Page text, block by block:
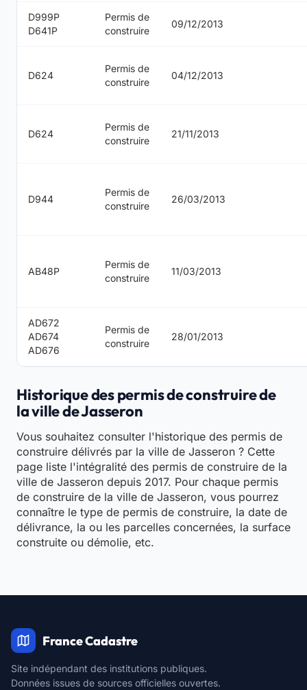
D999P
D641P
Permis de
construire
09/12/2013
D624
Permis de
construire
04/12/2013
D624
Permis de
construire
21/11/2013
D944
Permis de
construire
26/03/2013
AB48P
Permis de
construire
11/03/2013
AD672
AD674
AD676
Permis de
construire
28/01/2013
Historique des permis de construire de
la ville de Jasseron
Vous souhaitez consulter l'historique des permis de
construire délivrés par la ville de Jasseron ? Cette
page liste l'intégralité des permis de construire de la
ville de Jasseron depuis 2017. Pour chaque permis
de construire de la ville de Jasseron, vous pourrez
connaître le type de permis de construire, la date de
délivrance, la ou les parcelles concernées, la surface
construite ou démolie, etc.
France Cadastre
Site indépendant des institutions publiques.
Données issues de sources officielles ouvertes.